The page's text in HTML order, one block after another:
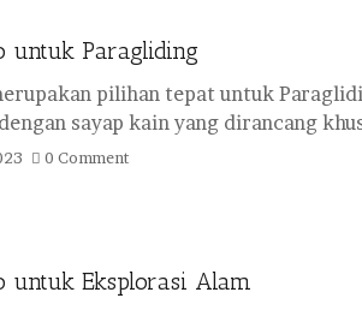
untuk Paragliding
pilihan tepat untuk
sayap kain yang dirancang
0 Comment
untuk Eksplorasi Alam